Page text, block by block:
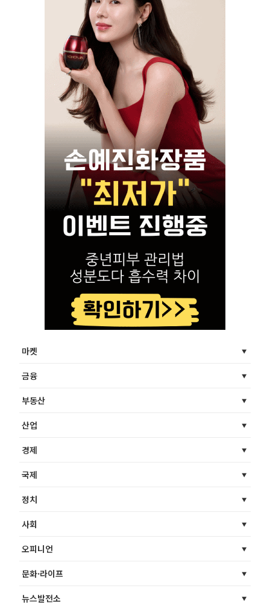
마켓
금융
부동산
산업
경제
국제
정치
사회
오피니언
문화·라이프
뉴스발전소